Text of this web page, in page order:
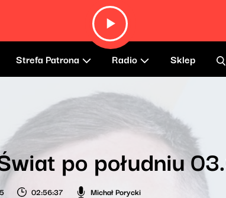
Strefa Patrona Radio Sklep
po południu
02:56:37 Michał Porycki